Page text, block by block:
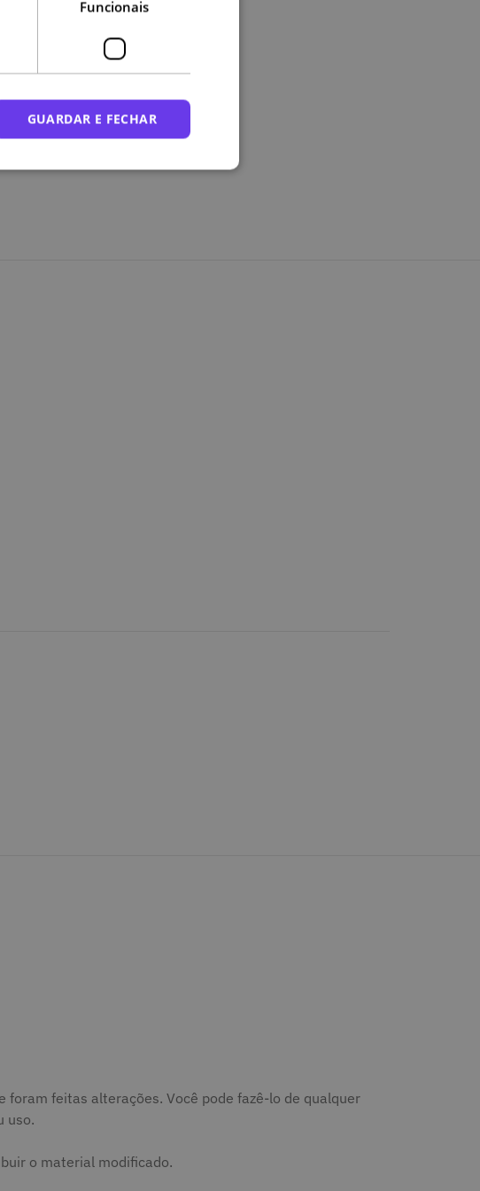
feitas alterações. Você pode fazê-lo de qualquer
uso.
o material modificado.
Funcionais
GUARDAR E FECHAR